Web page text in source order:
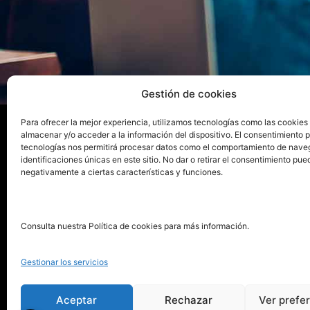
Gestión de cookies
Para ofrecer la mejor experiencia, utilizamos tecnologías como las cookies
almacenar y/o acceder a la información del dispositivo. El consentimiento
tecnologías nos permitirá procesar datos como el comportamiento de
identificaciones únicas en este sitio. No dar o retirar el consentimiento
negativamente a ciertas características y funciones.
Consulta nuestra Política de cookies para más información.
Gestionar los servicios
Aceptar Rechazar Ver
pionero de autoedición
911 413 306
info@puntorojolibros.com
La